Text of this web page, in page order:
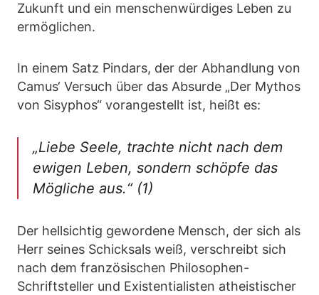
Zukunft und ein menschenwürdiges Leben zu
ermöglichen.
In einem Satz Pindars, der der Abhandlung von
Camus‘ Versuch über das Absurde „Der Mythos
von Sisyphos“ vorangestellt ist, heißt es:
„Liebe Seele, trachte nicht nach dem
ewigen Leben, sondern schöpfe das
Mögliche aus.“ (1)
Der hellsichtig gewordene Mensch, der sich als
Herr seines Schicksals weiß, verschreibt sich
nach dem französischen Philosophen-
Schriftsteller und Existentialisten atheistischer